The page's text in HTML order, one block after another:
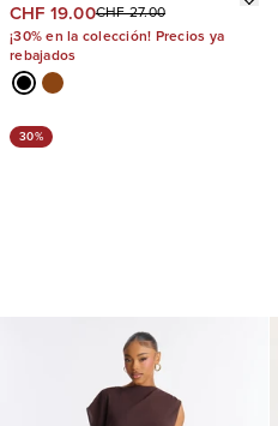
Capri
CHF 19.00CHF 27.00
¡30% en la colección! Precios ya
rebajados
30%